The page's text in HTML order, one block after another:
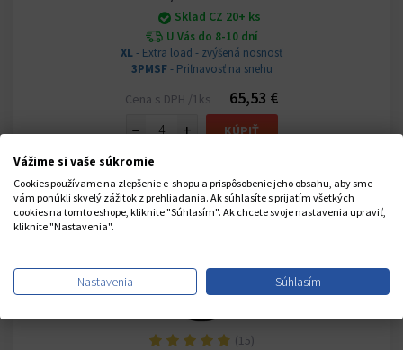
Sklad CZ 20+ ks
U Vás do 8-10 dní
XL- Extra load - zvýšená nosnosť
3PMSF- Priľnavosť na snehu
Cena s DPH /1ks
65,53 €
−
+ KÚPIŤ
(15)
Vážime si vaše súkromie
Cookies používame na zlepšenie e-shopu a prispôsobenie jeho obsahu, aby sme
vám ponúkli skvelý zážitok z prehliadania. Ak súhlasíte s prijatím všetkých
cookies na tomto eshope, kliknite "Súhlasím". Ak chcete svoje nastavenia upraviť,
kliknite "Nastavenia".
Nastavenia Súhlasím